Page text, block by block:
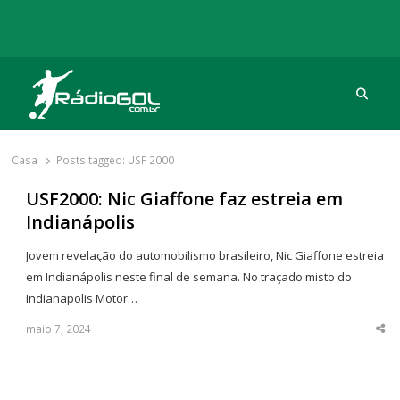
Rádio Gol
Há mais de 20 anos com as melhores coberturas
Casa Posts tagged: USF 2000
USF2000: Nic Giaffone faz estreia em
Indianápolis
Jovem revelação do automobilismo brasileiro, Nic Giaffone estreia
em Indianápolis neste final de semana. No traçado misto do
Indianapolis Motor…
maio 7, 2024